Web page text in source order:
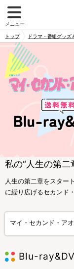
メニュー
トップ ドラマ・番組グッズ
私の“人生の第二
人生の第二章をスター
に繰り広げるセカンド
マイ・セカンド・ア
Blu-